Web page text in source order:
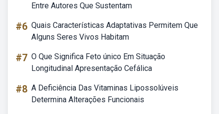
Entre Autores Que Sustentam
#6 Quais Características Adaptativas Permitem Que
Alguns Seres Vivos Habitam
#7 O Que Significa Feto único Em Situação
Longitudinal Apresentação Cefálica
#8 A Deficiência Das Vitaminas Lipossolúveis
Determina Alterações Funcionais